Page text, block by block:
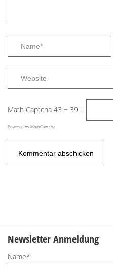
Math Captcha 43 − 39 =
Powered byMathCaptcha
Newsletter Anmeldung
Name*